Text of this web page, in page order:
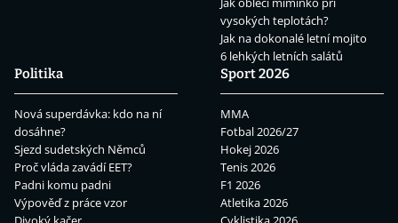
vysokých teplotách?
Jak na dokonalé letní mojito
6 lehkých letních salátů
Politika
Nová superdávka: kdo na ní
dosáhne?
Sjezd sudetských Němců
Proč vláda zavádí EET?
Padni komu padni
Výpověď z práce vzor
Sport 2026
MMA
Fotbal 2026/27
Hokej 2026
Tenis 2026
F1 2026
Atletika 2026